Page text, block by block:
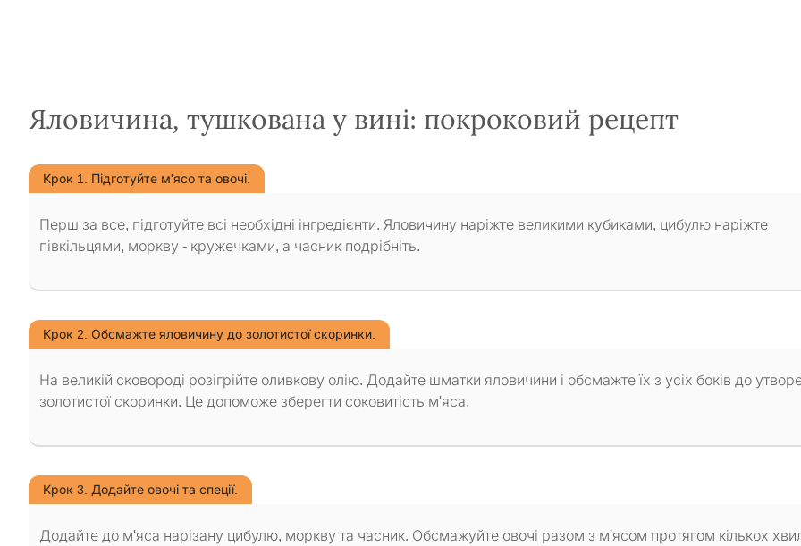
Яловичина, тушкована у вині: покроковий рецепт
Крок 1. Підготуйте м'ясо та овочі.
Перш за все, підготуйте всі необхідні інгредієнти. Яловичину наріжте великими кубиками, цибулю наріжте
півкільцями, моркву - кружечками, а часник подрібніть.
Крок 2. Обсмажте яловичину до золотистої скоринки.
На великій сковороді розігрійте оливкову олію. Додайте шматки яловичини і обсмажте їх з усіх боків до
золотистої скоринки. Це допоможе зберегти соковитість м'яса.
Крок 3. Додайте овочі та спеції.
Додайте до м'яса нарізану цибулю, моркву та часник. Обсмажуйте овочі разом з м'ясом протягом кількох